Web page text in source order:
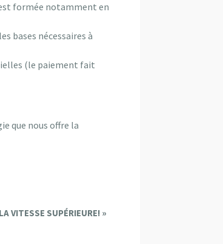
formée notamment en
bases nécessaires à
(le paiement fait
que nous offre la
VITESSE SUPÉRIEURE! »